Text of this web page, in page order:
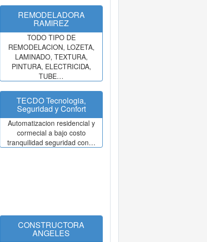
REMODELADORA
RAMIREZ
TODO TIPO DE
REMODELACION, LOZETA,
LAMINADO, TEXTURA,
PINTURA, ELECTRICIDA,
TUBE…
TECDO Tecnologia,
Seguridad y Confort
Automatizacion residencial y
cormecial a bajo costo
tranquilidad seguridad con…
CONSTRUCTORA
ANGELES